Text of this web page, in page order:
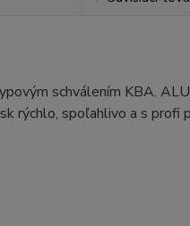
schválením KBA.
rýchlo, spoľahlivo a s profi